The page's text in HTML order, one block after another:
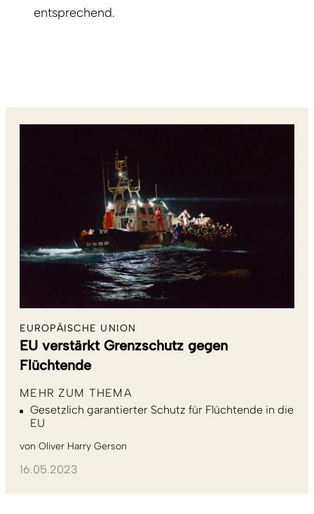
entsprechend.
EUROPÄISCHE UNION
EU verstärkt Grenzschutz gegen
Flüchtende
MEHR ZUM THEMA
Gesetzlich garantierter Schutz für Flüchtende in die
EU
von Oliver Harry Gerson
16.05.2023